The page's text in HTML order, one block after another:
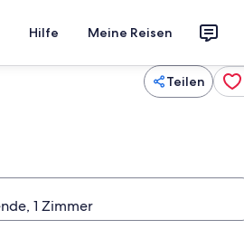
Hilfe Meine Reisen
Teilen